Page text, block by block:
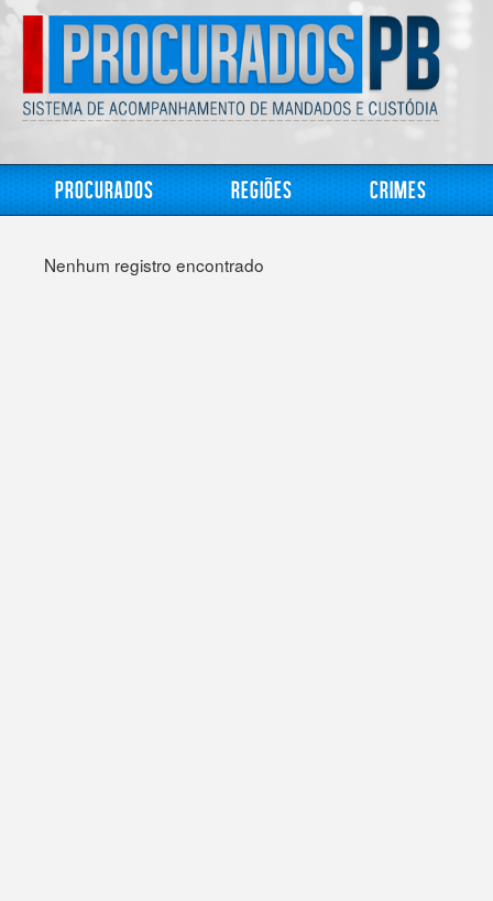
Procurados Regiões Crimes
Nenhum registro encontrado